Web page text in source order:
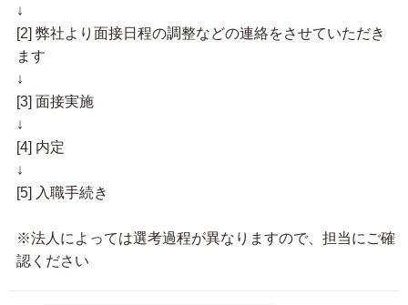
↓
[2] 弊社より面接日程の調整などの連絡をさせていただき
ます
↓
[3] 面接実施
↓
[4] 内定
↓
[5] 入職手続き
※法人によっては選考過程が異なりますので、担当にご確
認ください